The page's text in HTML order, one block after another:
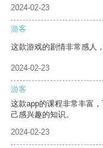
2024-02-23
游客
这款游戏的剧情非常感人
2024-02-23
游客
这款app的课程非常丰富
己感兴趣的知识。
2024-02-23